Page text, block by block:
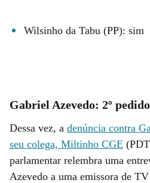
Wilsinho da Tabu (PP): sim
Gabriel Azevedo: 2º
Dessa vez, a denúncia contra
seu colega, Miltinho CGE
parlamentar relembra uma
Azevedo a uma emissora de